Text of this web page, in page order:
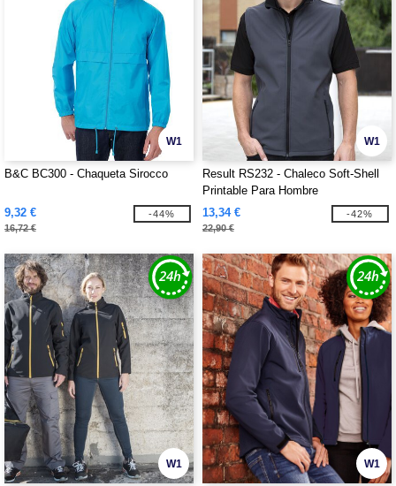
W1
B&C BC300 - Chaqueta Sirocco
9,32 €
16,72 €
-44%
W1
Result RS232 - Chaleco Soft-Shell
Printable Para Hombre
13,34 €
22,90 €
-42%
W1 W1